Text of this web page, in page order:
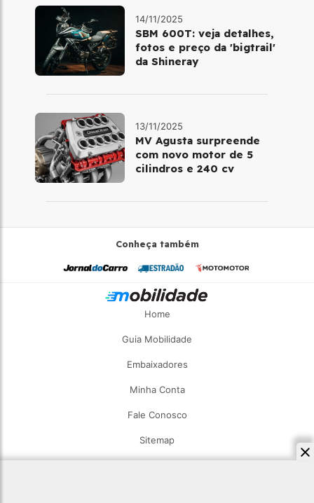
14/11/2025
SBM 600T: veja detalhes,
fotos e preço da 'bigtrail'
da Shineray
13/11/2025
MV Agusta surpreende
com novo motor de 5
cilindros e 240 cv
Conheça também
Home
Guia Mobilidade
Embaixadores
Minha Conta
Fale Conosco
Sitemap